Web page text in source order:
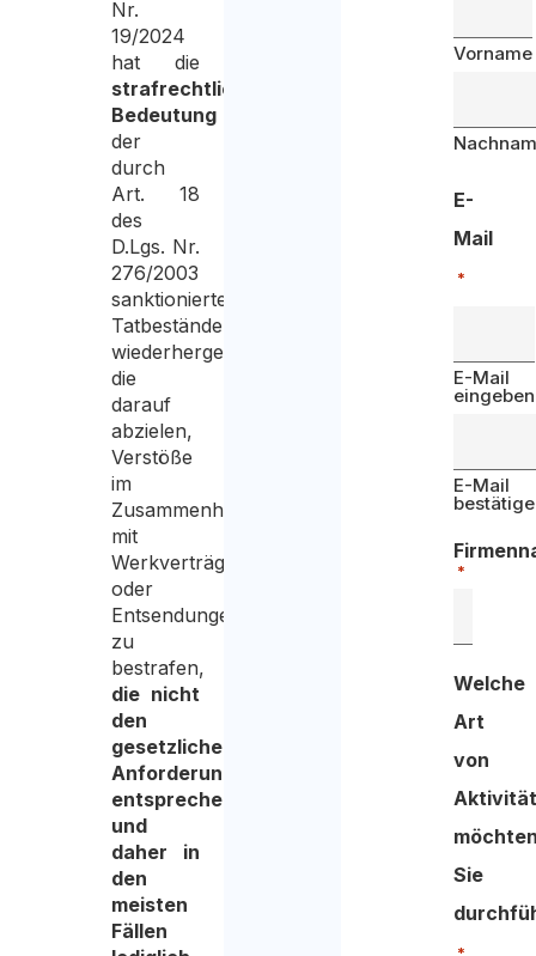
Nr.
19/2024
hat die
strafrechtliche
Bedeutung
der
durch
Art. 18
des
D.Lgs. Nr.
276/2003
sanktionierten
Tatbestände
wiederhergestellt,
die
darauf
abzielen,
Verstöße
im
Zusammenhang
mit
Werkverträgen
oder
Entsendungen
zu
bestrafen,
die nicht
den
gesetzlichen
Anforderungen
entsprechen
und
daher in
den
meisten
Fällen
Vorname
E-
Mail
*
E-Mail
eingeben
E-Mail
*
Welche
Art
von
Sie